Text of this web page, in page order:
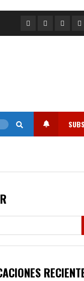
PortadaNacional